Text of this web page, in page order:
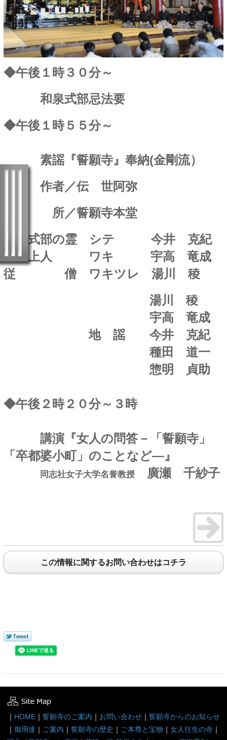
◆午後１時３０分～
和泉式部忌法要
◆午後１時５５分～
素謡『誓願寺』奉納(金剛流）
作者／伝 世阿弥
所／誓願寺本堂
和泉式部の霊 シテ
今井 克紀
一遍上人 ワキ 宇高 竜成
従 僧 ワキツレ 湯川 稜
湯川 稜
宇高 竜成
地 謡 今井 克紀
種田 道一
惣明 貞助
◆午後２時２０分～３時
講演『女人の問答－「誓願寺」
「卒都婆小町」のことなど―』
同志社女子大学名誉教授 廣瀬 千紗子
この情報に関するお問い合わせはコチラ
｜ HOME ｜ 誓願寺のご案内 ｜ お問い合わせ ｜ 誓願寺からのお知らせ
｜ 御用達 ｜ ご案内 ｜ 誓願寺の歴史 ｜ ご本尊と宝物 ｜ 女人往生の寺 ｜